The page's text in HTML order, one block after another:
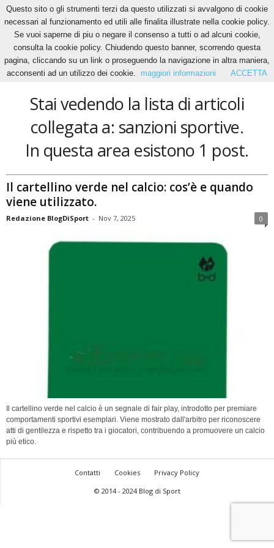
Home Tags Sanzioni sportive
sanzioni sportive
Stai vedendo la lista di articoli
collegata a: sanzioni sportive.
In questa area esistono 1 post.
Il cartellino verde nel calcio: cos’è e quando
viene utilizzato.
Redazione BlogDiSport - Nov 7, 2025 0
Il cartellino verde nel calcio è un segnale di fair play, introdotto per premiare
comportamenti sportivi esemplari. Viene mostrato dall'arbitro per riconoscere
atti di gentilezza e rispetto tra i giocatori, contribuendo a promuovere un calcio
più etico.
Contatti Cookies
Privacy Policy
© 2014 - 2024 Blog di Sport
Questo sito o gli strumenti terzi da questo utilizzati si avvalgono di cookie
necessari al funzionamento ed utili alle finalita illustrate nella cookie policy.
Se vuoi saperne di piu o negare il consenso a tutti o ad alcuni cookie,
consulta la cookie policy. Chiudendo questo banner, scorrendo questa
pagina, cliccando su un link o proseguendo la navigazione in altra maniera,
acconsenti ad un utilizzo dei cookie.
maggiori informazioni ACCETTA